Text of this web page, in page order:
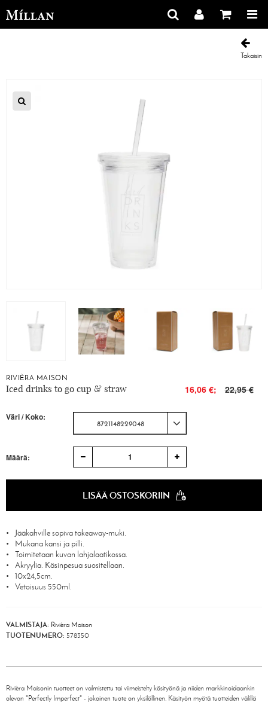
Takaisin
RIVIÈRA MAISON
Iced drinks to go cup & straw 16,06 €; 22,95 €
Väri / Koko:
8721148229048
Määrä: 1
LISÄÄ OSTOSKORIIN
Jääkahville sopiva takeaway-muki.
Mukana kansi ja pilli.
Toimitetaan kuvan lahjalaatikossa.
Akryylia. Käsinpesua suositellaan.
10x24,5cm.
Vetoisuus 550ml.
VALMISTAJA: Rivièra Maison
TUOTENUMERO: 578350
Rivièra Maisonin tuotteet on valmistettu tai viimeistelty käsityönä ja niiden markkinoidaankin
olevan "Perfectly Imperfect" - jokainen tuote on yksilöllinen. Käsityön myötä tuotteiden välillä